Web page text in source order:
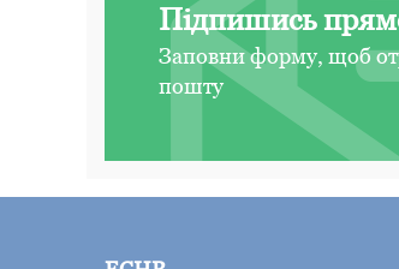
Підпишись
Заповни форму, щоб
пошту